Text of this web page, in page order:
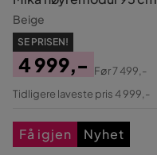
Beige
SE PRISEN!
Pris
4 999,-
Original
Før7 499,-
Tidligere laveste pris 4 999,-
Få igjen Nyhet